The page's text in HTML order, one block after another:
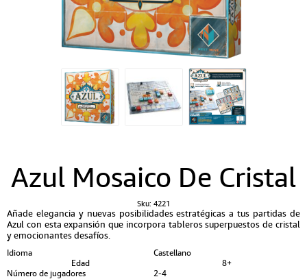
Azul Mosaico De Cristal
Sku: 4221
Añade elegancia y nuevas posibilidades estratégicas a tus partidas de
Azul con esta expansión que incorpora tableros superpuestos de cristal
y emocionantes desafíos.
Idioma
Castellano
Edad
8+
Número de jugadores
2-4